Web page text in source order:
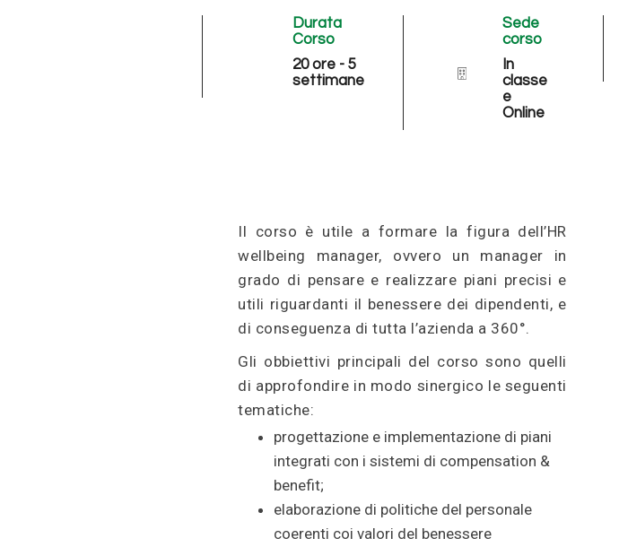
Durata
Corso
20 ore - 5
settimane
Sede
corso
In
classe
e
Online
Il corso è utile a formare la figura dell’HR
wellbeing manager, ovvero un manager in
grado di pensare e realizzare piani precisi e
utili riguardanti il benessere dei dipendenti, e
di conseguenza di tutta l’azienda a 360°.
Gli obbiettivi principali del corso sono quelli
di approfondire in modo sinergico le seguenti
tematiche:
progettazione e implementazione di piani
integrati con i sistemi di compensation &
benefit;
elaborazione di politiche del personale
coerenti coi valori del benessere